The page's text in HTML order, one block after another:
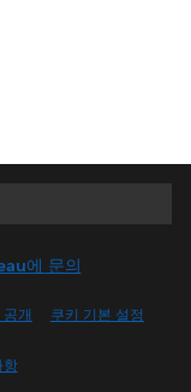
에 문의
공개 쿠키 기본 설정
항